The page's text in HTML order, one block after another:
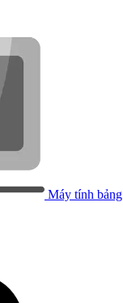
Máy tính bảng